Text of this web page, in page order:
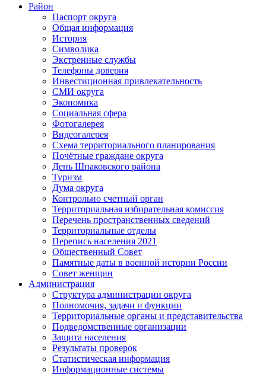
Район
Паспорт округа
Общая информация
История
Символика
Экстренные службы
Телефоны доверия
Инвестиционная привлекательность
СМИ округа
Экономика
Социальная сфера
Фотогалерея
Видеогалерея
Схема территориального планирования
Почётные граждане округа
День Шпаковского района
Туризм
Дума округа
Контрольно счетный орган
Территориальная избирательная комиссия
Перечень пространственных сведений
Территориальные отделы
Перепись населения 2021
Общественный Совет
Памятные даты в военной истории России
Совет женщин
Администрация
Структура администрации округа
Полномочия, задачи и функции
Территориальные органы и представительства
Подведомственные организации
Защита населения
Результаты проверок
Статистическая информация
Информационные системы